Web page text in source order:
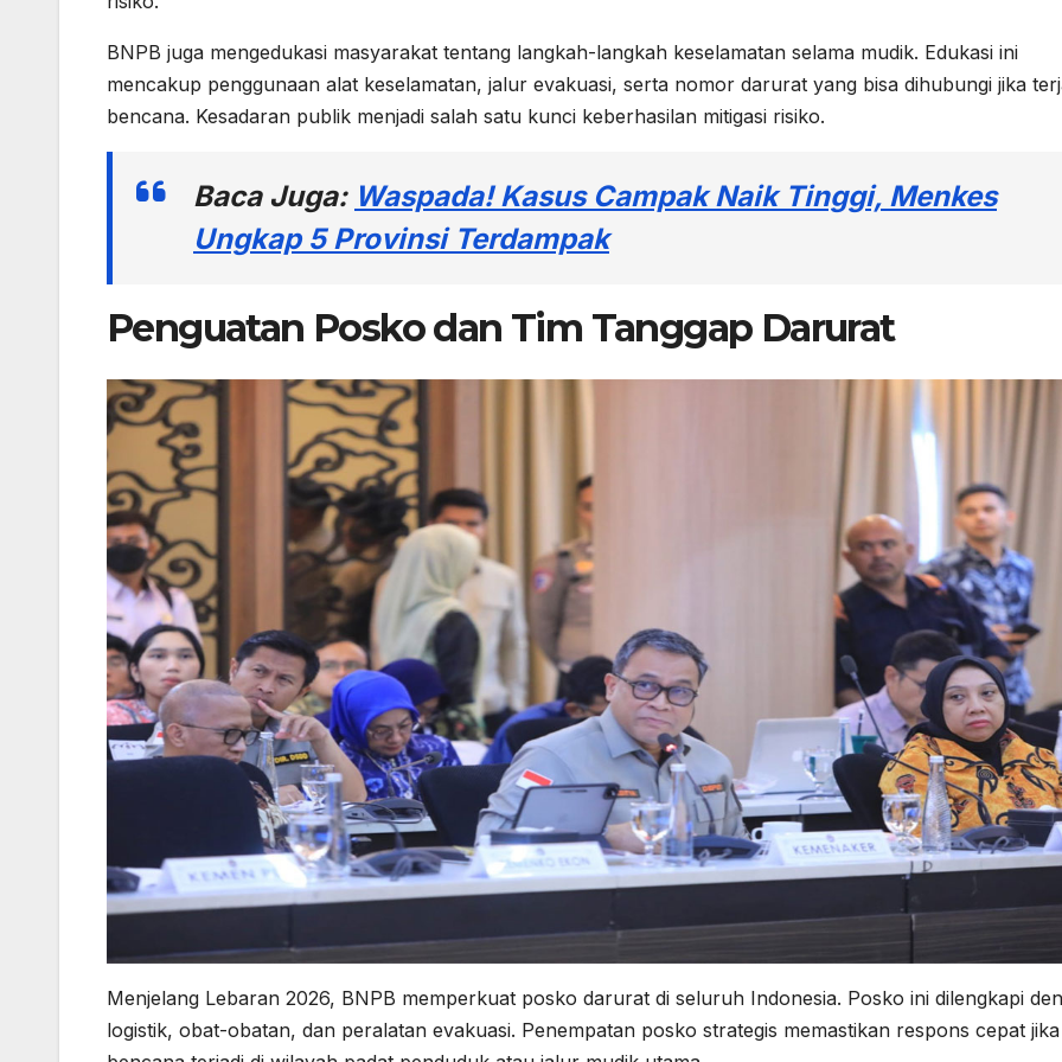
BNPB juga mengedukasi masyarakat tentang langkah-langkah keselamatan selama mudik. Edukasi ini
mencakup penggunaan alat keselamatan, jalur evakuasi, serta nomor darurat yang bisa dihubungi jika
bencana. Kesadaran publik menjadi salah satu kunci keberhasilan mitigasi risiko.
Baca Juga: Waspada! Kasus Campak Naik Tinggi, Menkes
Ungkap 5 Provinsi Terdampak
Penguatan Posko dan Tim Tanggap Darurat
Menjelang Lebaran 2026, BNPB memperkuat posko darurat di seluruh Indonesia. Posko ini dilengkapi
logistik, obat-obatan, dan peralatan evakuasi. Penempatan posko strategis memastikan respons cepat jika